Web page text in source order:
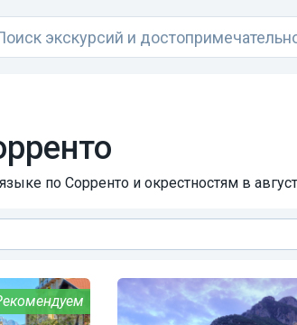
по Сорренто и окрестностям в